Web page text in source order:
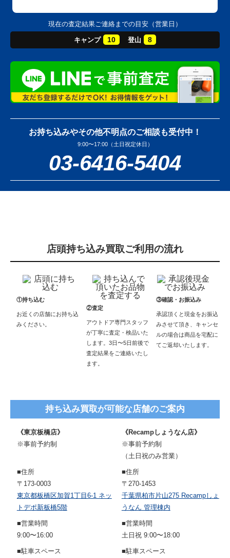
現在の査定結果ご連絡までの目安（営業日）
キャンプ 10 登山 8
お持ち込みやその他不明点のご相談も受付中！
9:00〜17:00（土日祝定休日）
03-6416-5404
店頭持ち込み買取ご利用の流れ
①持ち込む
お近くの店舗にお持ち込
みください。
②査定
アウトドア専門スタッフ
が丁寧に査定・検品いた
します。3日〜5日前後で
査定結果をご連絡いたし
ます。
③確認・お振込み
承認頂くと現金をお振込
みさせて頂き、キャンセ
ルの場合は商品を宅配に
てご返却いたします。
持ち込み買取が可能な店舗のご案内
《東京板橋店》
※事前予約制
■住所
〒173-0003
東京都板橋区加賀1丁目6-1 ネッ
トデポ新板橋5階
■営業時間
9:00〜16:00
■駐車スペース
《Recampしょうなん店》
※事前予約制
（土日祝のみ営業）
■住所
〒270-1453
千葉県柏市片山275 Recampしょ
うなん 管理棟内
■営業時間
土日祝 9:00〜18:00
■駐車スペース